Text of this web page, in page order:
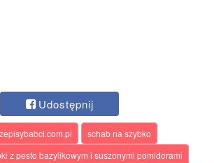
Udostępnij
schab na szybko
z pesto bazylikowym i suszonymi pomidorami